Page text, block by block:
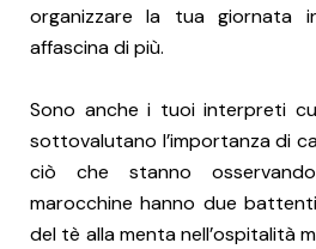
organizzare la tua
affascina di più.
Sono anche i tuoi interpreti
sottovalutano l’importanza di
ciò che stanno
marocchine hanno due
del tè alla menta nell’ospitalità